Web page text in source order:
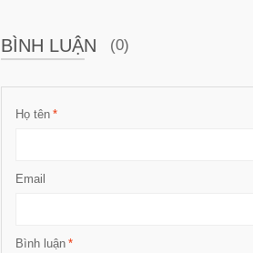
BÌNH LUẬN (0)
*
Họ tên
Email
*
Bình luận